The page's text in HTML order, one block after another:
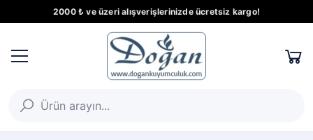
2000 ₺ ve üzeri alışverişlerinizde ücretsiz kargo!